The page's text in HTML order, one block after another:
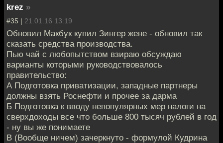
krez »
#35 | 21.01.16 13:19
Обновил Макбук купил Зингер жене - обновил так
сказать средства производства.
Пью чай с любопытством взираю обсуждаю
варианты которыми руководствовалось
правительство:
А Подготовка приватизации, западные партнеры
должны взять Роснефти и прочее за дарма
Б Подготовка к вводу непопулярных мер налоги на
сверхдоходы все что больше 800 тысяч рублей в год
- ну вы же понимаете
В (Вообще ничем) зачеркнуто - формулой Кудрина